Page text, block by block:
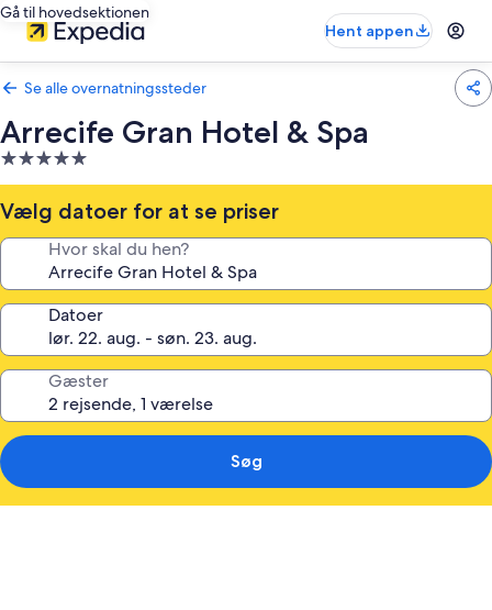
Gå til hovedsektionen
Hent appen
Se alle overnatningssteder
Arrecife Gran Hotel & Spa
5.0-
stjernet
overnatningssted
Vælg datoer for at se priser
Hvor skal du hen?
Datoer
Gæster
Søg